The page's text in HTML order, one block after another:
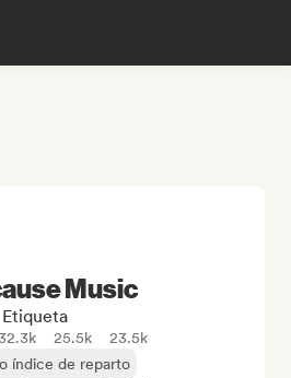
Music
Etiqueta
25.5k
23.5k
índice de reparto